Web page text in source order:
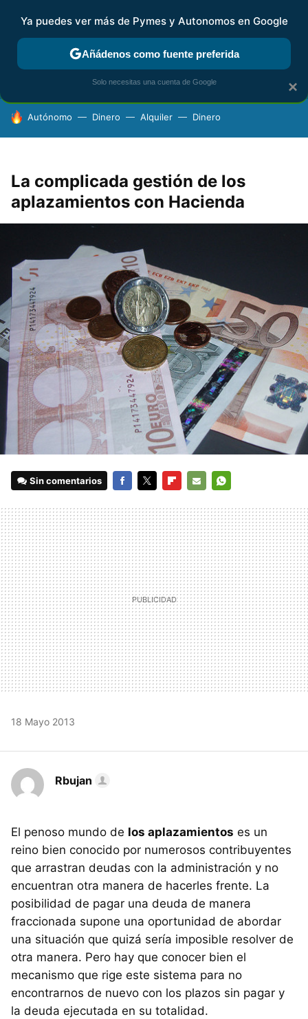
FISCALIDAD Y CONTABILIDAD KIT DIGITAL RENTA
HOY SE HABLA DE
Autónomo Dinero Alquiler Dinero
La complicada gestión de los
aplazamientos con Hacienda
Sin comentarios
MAIL
18 Mayo 2013
Rbujan
El penoso mundo de los aplazamientos es un
reino bien conocido por numerosos contribuyentes
que arrastran deudas con la administración y no
encuentran otra manera de hacerles frente. La
posibilidad de pagar una deuda de manera
fraccionada supone una oportunidad de abordar
una situación que quizá sería imposible resolver de
otra manera. Pero hay que conocer bien el
mecanismo que rige este sistema para no
encontrarnos de nuevo con los plazos sin pagar y
la deuda ejecutada en su totalidad.
×
Ya puedes ver más de Pymes y Autonomos en Google
Añádenos como fuente preferida
Solo necesitas una cuenta de Google